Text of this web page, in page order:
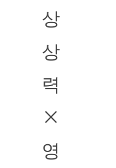
상
상
력
×
영